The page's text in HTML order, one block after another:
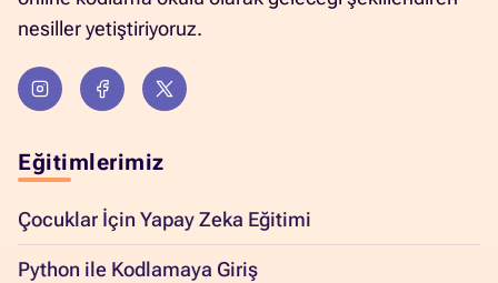
nesiller yetiştiriyoruz.
Eğitimlerimiz
Çocuklar İçin Yapay Zeka Eğitimi
Python ile Kodlamaya Giriş